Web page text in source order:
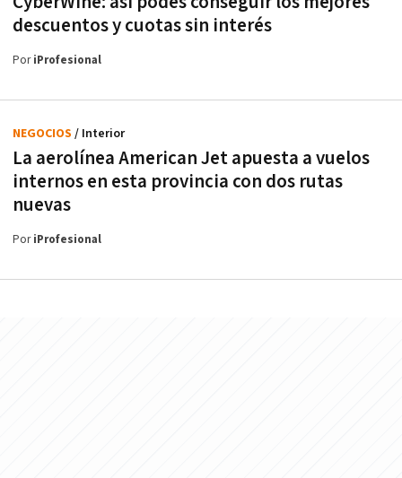
descuentos y cuotas sin interés
PoriProfesional
La aerolínea American Jet apuesta a vuelos
internos en esta provincia con dos rutas
nuevas
NEGOCIOS / Interior
PoriProfesional